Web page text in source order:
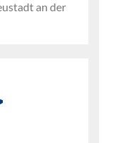
an der